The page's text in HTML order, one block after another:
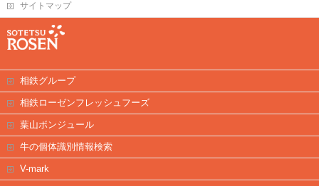
サイトマップ
相鉄グループ
相鉄ローゼンフレッシュフーズ
葉山ボンジュール
牛の個体識別情報検索
V-mark